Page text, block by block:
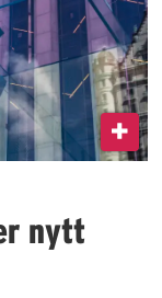
nytt